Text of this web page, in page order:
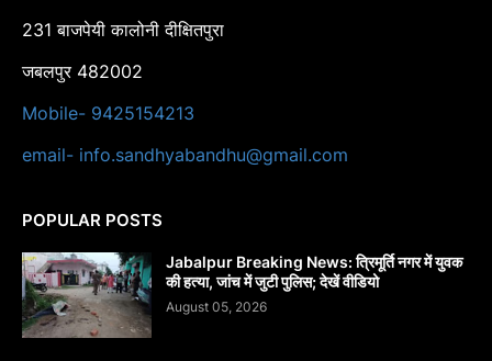
231 बाजपेयी कालोनी दीक्षितपुरा
जबलपुर 482002
Mobile- 9425154213
email- info.sandhyabandhu@gmail.com
POPULAR POSTS
Jabalpur Breaking News: त्रिमूर्ति नगर में युवक
की हत्या, जांच में जुटी पुलिस; देखें वीडियो
August 05, 2026